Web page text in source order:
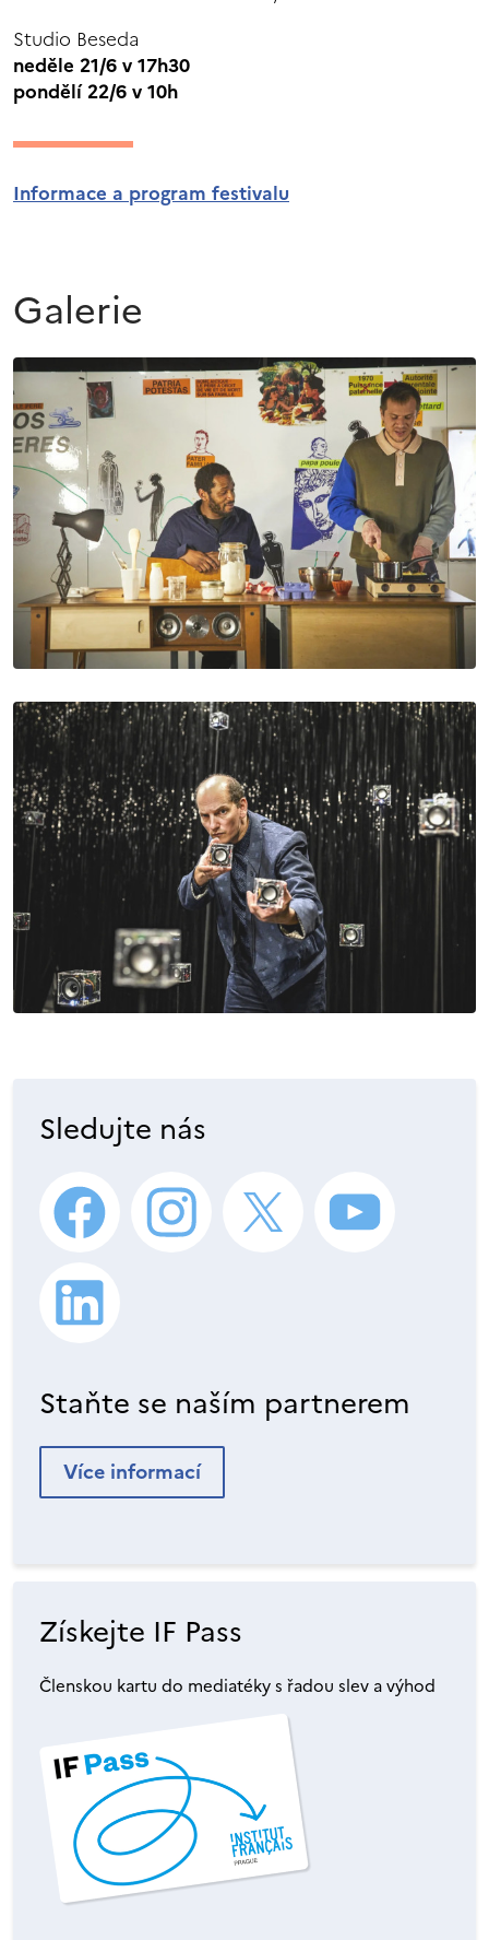
Studio Beseda
neděle 21/6 v 17h30
pondělí 22/6 v 10h
Informace a program festivalu
Galerie
Sledujte nás
Staňte se naším partnerem
Více informací
Získejte IF Pass
Členskou kartu do mediatéky s řadou slev a výhod